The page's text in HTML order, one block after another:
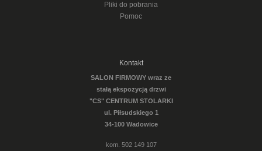
Pliki do pobrania
Pomoc
Kontakt
SALON FIRMOWY wraz ze
stałą ekspozycją drzwi
"CS" CENTRUM STOLARKI
ul. Piłsudskiego 1
34-100 Wadowice
kom. 502 149 107